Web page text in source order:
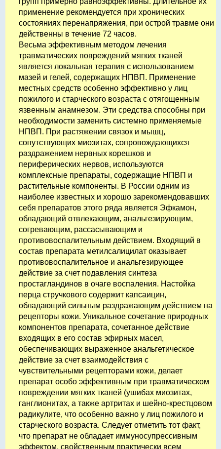
применение рекомендуется при хронических
состояниях перенапряжения, при острой травме они
действенны в течение 72 часов.
Весьма эффективным методом лечения
травматических повреждений мягких тканей
является локальная терапия с использованием
мазей и гелей, содержащих НПВП. Применение
местных средств особенно эффективно у лиц
пожилого и старческого возраста с отягощенным
язвенным анамнезом. Эти средства способны при
необходимости заменить системно применяемые
НПВП. При растяжении связок и мышц,
сопутствующих миозитах, сопровождающихся
раздражением нервных корешков и
периферических нервов, используются
комплексные препараты, содержащие НПВП и
растительные компоненты. В России одним из
наиболее известных и хорошо зарекомендовавших
себя препаратов этого ряда является Эфкамон,
обладающий отвлекающим, анальгезирующим,
согревающим, рассасывающим и
противовоспалительным действием. Входящий в
состав препарата метилсалицилат оказывает
противовоспалительное и анальгезирующее
действие за счет подавления синтеза
простагландинов в очаге воспаления. Настойка
перца стручкового содержит капсаицин,
обладающий сильным раздражающим действием на
рецепторы кожи. Уникальное сочетание природных
компонентов препарата, сочетанное действие
входящих в его состав эфирных масел,
обеспечивающих выраженное анальгетическое
действие за счет взаимодействия с
чувствительными рецепторами кожи, делает
препарат особо эффективным при травматическом
повреждении мягких тканей (ушибах миозитах,
ганглионитах, а также артритах и шейно-крестцовом
радикулите, что особенно важно у лиц пожилого и
старческого возраста. Следует отметить тот факт,
что препарат не обладает иммуносупрессивным
эффектом, свойственным практически всем